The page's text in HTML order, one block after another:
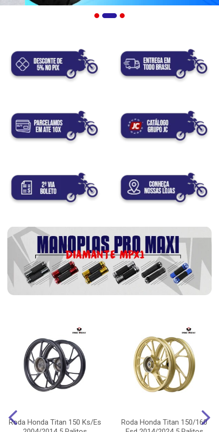
Roda Honda Titan 150 Ks/Es
Roda Honda Titan 150/160